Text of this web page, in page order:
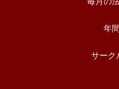
年
サーク